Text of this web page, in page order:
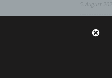
Abend ein:
5. August
Anklage
Market“